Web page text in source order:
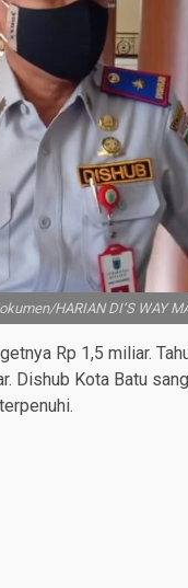
HARIAN DI’S WAY
Rp 1,5 miliar.
Dishub Kota Batu